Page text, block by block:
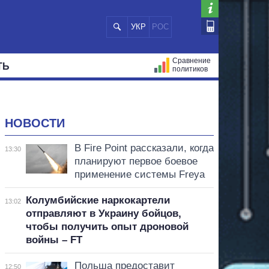
УКР РОС
Сравнение
политиков
НОВОСТИ
13:30
В Fire Point рассказали, когда
планируют первое боевое
применение системы Freya
13:02
Колумбийские наркокартели
отправляют в Украину бойцов,
чтобы получить опыт дроновой
войны – FT
12:50
Польша предоставит